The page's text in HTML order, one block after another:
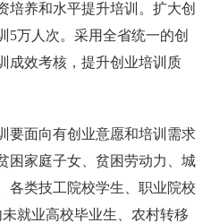
培养和水平提升培训。扩大创
5万人次。采用全省统一的创
成效考核，提升创业培训质
要面向有创业意愿和培训需求
困家庭子女、贫困劳动力、城
各类技工院校学生、职业院校
就业高校毕业生、农村转移